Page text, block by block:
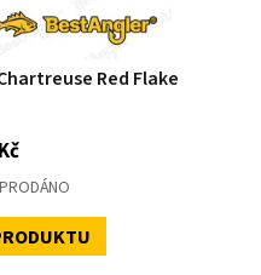
Red Flake